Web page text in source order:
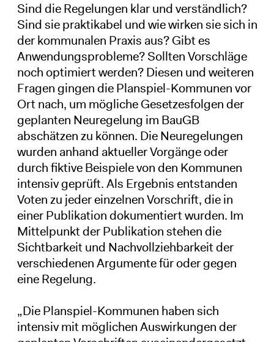
Sind die Regelungen klar und verständlich?
Sind sie praktikabel und wie wirken sie sich in
der kommunalen Praxis aus? Gibt es
Anwendungsprobleme? Sollten Vorschläge
noch optimiert werden? Diesen und weiteren
Fragen gingen die Planspiel-Kommunen vor
Ort nach, um mögliche Gesetzesfolgen der
geplanten Neuregelung im BauGB
abschätzen zu können. Die Neuregelungen
wurden anhand aktueller Vorgänge oder
durch fiktive Beispiele von den Kommunen
intensiv geprüft. Als Ergebnis entstanden
Voten zu jeder einzelnen Vorschrift, die in
einer Publikation dokumentiert wurden. Im
Mittelpunkt der Publikation stehen die
Sichtbarkeit und Nachvollziehbarkeit der
verschiedenen Argumente für oder gegen
eine Regelung.
„Die Planspiel-Kommunen haben sich
intensiv mit möglichen Auswirkungen der